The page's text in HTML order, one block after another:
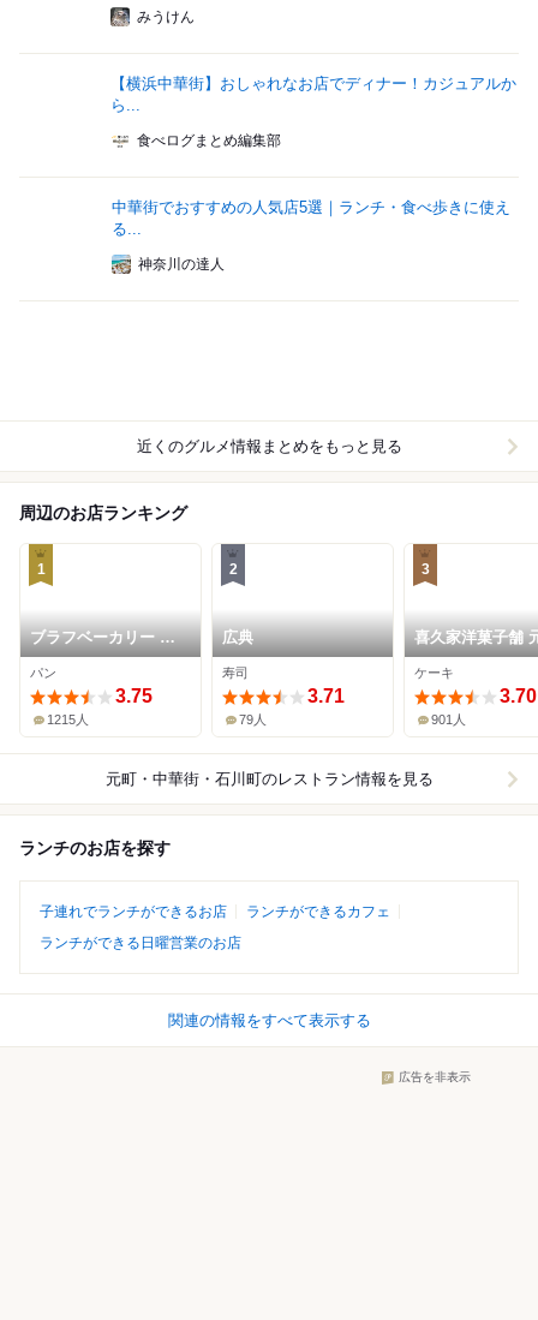
みうけん
【横浜中華街】おしゃれなお店でディナー！カジュアルか
ら...
食べログまとめ編集部
中華街でおすすめの人気店5選｜ランチ・食べ歩きに使え
る...
神奈川の達人
近くのグルメ情報まとめをもっと見る
周辺のお店ランキング
1
ブラフベーカリー 元
町本店
パン
3.75
1215人
2
広典
寿司
3.71
79人
3
喜久家洋菓子舗
本店
ケーキ
3.70
901人
元町・中華街・石川町のレストラン情報を見る
ランチのお店を探す
子連れでランチができるお店
ランチができるカフェ
ランチができる日曜営業のお店
関連の情報をすべて表示する
広告を非表示